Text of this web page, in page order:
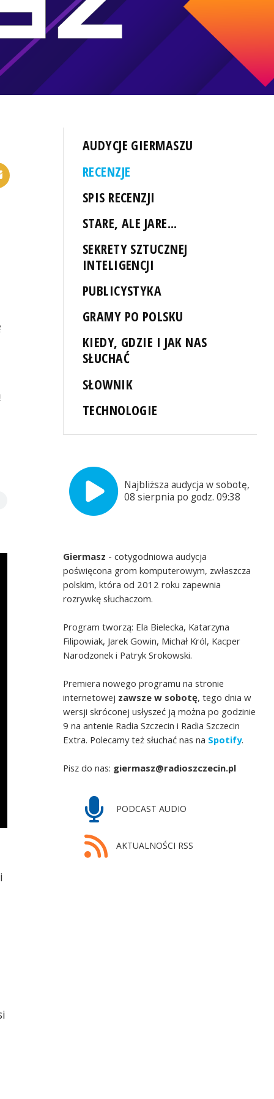
AUDYCJE GIERMASZU
RECENZJE
SPIS RECENZJI
STARE, ALE JARE...
SEKRETY SZTUCZNEJ
INTELIGENCJI
PUBLICYSTYKA
GRAMY PO POLSKU
KIEDY, GDZIE I JAK NAS
SŁUCHAĆ
SŁOWNIK
TECHNOLOGIE
Najbliższa audycja w sobotę,
08 sierpnia po godz. 09:38
Giermasz - cotygodniowa audycja
poświęcona grom komputerowym, zwłaszcza
polskim, która od 2012 roku zapewnia
rozrywkę słuchaczom.
Program tworzą: Ela Bielecka, Katarzyna
Filipowiak, Jarek Gowin, Michał Król, Kacper
Narodzonek i Patryk Srokowski.
Premiera nowego programu na stronie
internetowej zawsze w sobotę, tego dnia w
wersji skróconej usłyszeć ją można po godzinie
9 na antenie Radia Szczecin i Radia Szczecin
Extra. Polecamy też słuchać nas na Spotify.
Pisz do nas: giermasz@radioszczecin.pl
PODCAST AUDIO
AKTUALNOŚCI RSS